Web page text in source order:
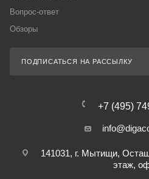
Вопрос-ответ
Обзоры
ПОДПИСАТЬСЯ НА РАССЫЛКУ
+7 (495)
141031, г. Мытищи,
этаж,